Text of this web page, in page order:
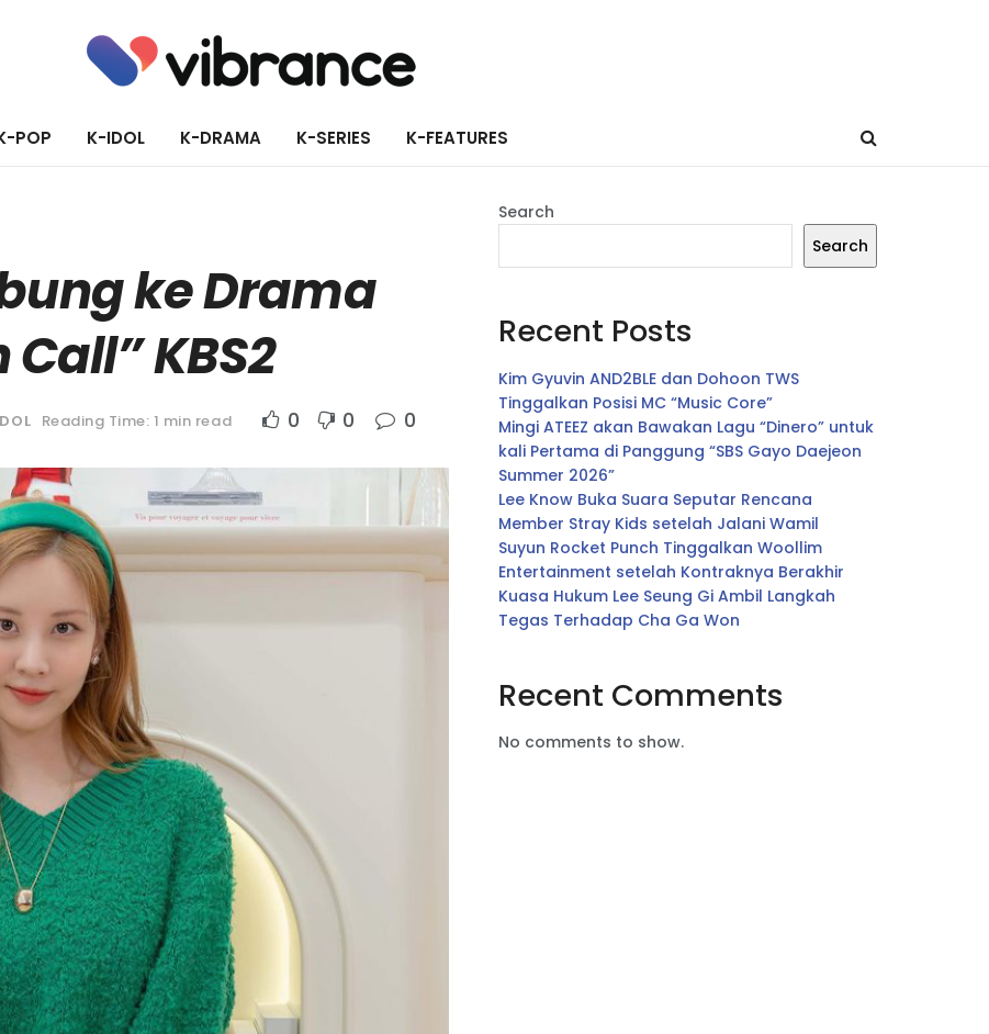
POP K-IDOL K-DRAMA K-SERIES K-FEATURES
ke Drama
KBS2
Reading Time: 1 min read 0 0 0
Search
Search
Recent Posts
Kim Gyuvin AND2BLE dan Dohoon TWS
Tinggalkan Posisi MC “Music Core”
Mingi ATEEZ akan Bawakan Lagu “Dinero” untuk
kali Pertama di Panggung “SBS Gayo Daejeon
Summer 2026”
Lee Know Buka Suara Seputar Rencana
Member Stray Kids setelah Jalani Wamil
Suyun Rocket Punch Tinggalkan Woollim
Entertainment setelah Kontraknya Berakhir
Kuasa Hukum Lee Seung Gi Ambil Langkah
Tegas Terhadap Cha Ga Won
Recent Comments
No comments to show.